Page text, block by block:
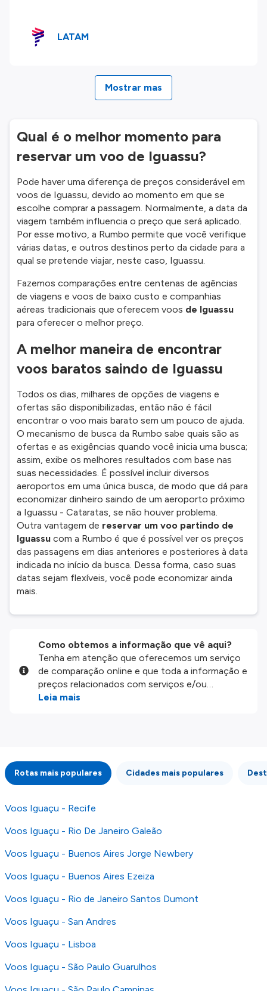
LATAM
Mostrar mas
Qual é o melhor momento para
reservar um voo de Iguassu?
Pode haver uma diferença de preços considerável em
voos de Iguassu, devido ao momento em que se
escolhe comprar a passagem. Normalmente, a data da
viagem também influencia o preço que será aplicado.
Por esse motivo, a Rumbo permite que você verifique
várias datas, e outros destinos perto da cidade para a
qual se pretende viajar, neste caso, Iguassu.
Fazemos comparações entre centenas de agências
de viagens e voos de baixo custo e companhias
aéreas tradicionais que oferecem voos de Iguassu
para oferecer o melhor preço.
A melhor maneira de encontrar
voos baratos saindo de Iguassu
Todos os dias, milhares de opções de viagens e
ofertas são disponibilizadas, então não é fácil
encontrar o voo mais barato sem um pouco de ajuda.
O mecanismo de busca da Rumbo sabe quais são as
ofertas e as exigências quando você inicia uma busca;
assim, exibe os melhores resultados com base nas
suas necessidades. É possível incluir diversos
aeroportos em uma única busca, de modo que dá para
economizar dinheiro saindo de um aeroporto próximo
a Iguassu - Cataratas, se não houver problema.
Outra vantagem de reservar um voo partindo de
Iguassu com a Rumbo é que é possível ver os preços
das passagens em dias anteriores e posteriores à data
indicada no início da busca. Dessa forma, caso suas
datas sejam flexíveis, você pode economizar ainda
mais.
Como obtemos a informação que vê aqui?
Tenha em atenção que oferecemos um serviço
de comparação online e que toda a informação e
preços relacionados com serviços e/ou
produtos disponíveis no nosso website são
integridade ou pela precisão da informação
publicada, por isso verifique com atenção todas
as condições no website do parceiro antes de
fazer uma reserva. Para mais detalhes verifique
os nossosTermos e Condições
Leia mais
Rotas mais populares Cidades mais populares
Voos Iguaçu - Recife
Voos Iguaçu - Rio De Janeiro Galeão
Voos Iguaçu - Buenos Aires Jorge Newbery
Voos Iguaçu - Buenos Aires Ezeiza
Voos Iguaçu - Rio de Janeiro Santos Dumont
Voos Iguaçu - San Andres
Voos Iguaçu - Lisboa
Voos Iguaçu - São Paulo Guarulhos